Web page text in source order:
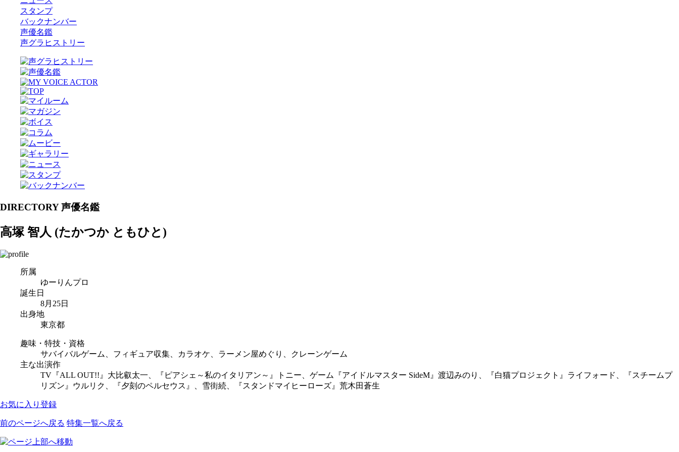
スタンプ
バックナンバー
声優名鑑
声グラヒストリー
DIRECTORY 声優名鑑
高塚 智人 (たかつか ともひと)
所属
ゆーりんプロ
誕生日
8月25日
出身地
東京都
趣味・特技・資格
サバイバルゲーム、フィギュア収集、カラオケ、ラーメン屋めぐり、クレーンゲーム
主な出演作
TV『ALL OUT!!』大比叡太一、『ピアシェ～私のイタリアン～』トニー、ゲーム『アイドルマスター SideM』渡辺みのり、『白猫プロジェクト』ライフォード、『スチームプ
リズン』ウルリク、『夕刻のペルセウス』、雪街続、『スタンドマイヒーローズ』荒木田蒼生
お気に入り登録
前のページへ戻る 特集一覧へ戻る